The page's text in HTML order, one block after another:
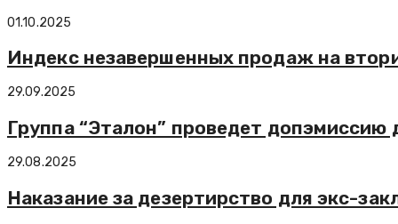
01.10.2025
Индекс незавершенных продаж на
29.09.2025
Группа “Эталон” проведет
29.08.2025
Наказание за дезертирство для экс-